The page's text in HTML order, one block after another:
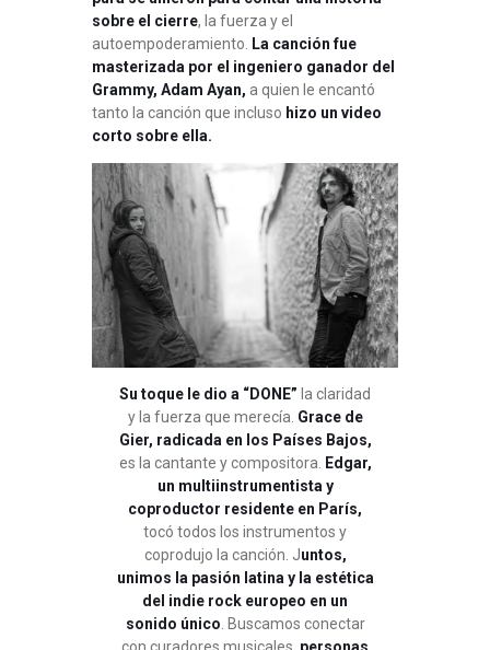
sobre el cierre, la fuerza y ​​el
autoempoderamiento.
La canción fue
masterizada por el ingeniero ganador del
Grammy, Adam Ayan, a quien le encantó
tanto la canción que incluso hizo un video
corto sobre ella.
Su toque le dio a “DONE” la claridad
y la fuerza que merecía. Grace de
Gier, radicada en los Países Bajos,
es la cantante y compositora.
Edgar,
un multiinstrumentista y
coproductor residente en París,
tocó todos los instrumentos y
coprodujo la canción. Juntos,
unimos la pasión latina y la estética
del indie rock europeo en un
sonido único . Buscamos conectar
con curadores musicales, personas